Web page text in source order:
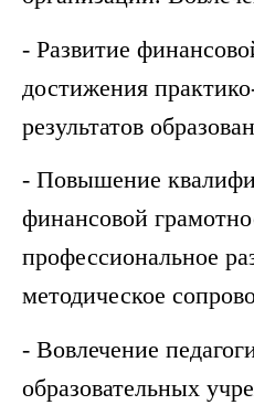
- Развитие
достижения
результатов
- Повышение
финансовой
профессиональное
методическое
- Вовлечение
образовательных